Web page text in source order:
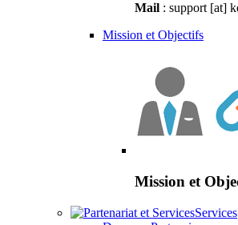
Mail : support [at]
Mission et Objectifs
Mission et
Services